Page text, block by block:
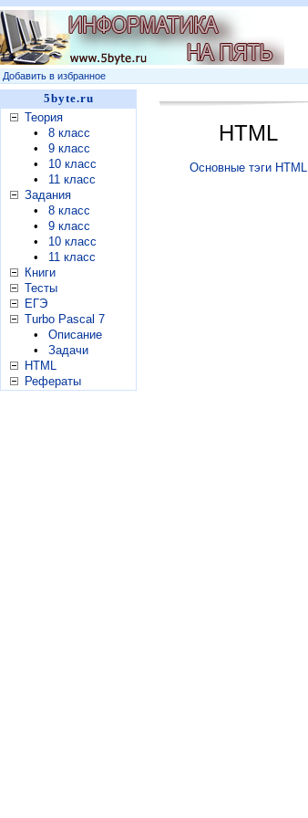
Добавить в избранное
5byte.ru
Теория
•
8 класс
•
9 класс
•
10 класс
•
11 класс
Задания
•
8 класс
•
9 класс
•
10 класс
•
11 класс
Книги
Тесты
ЕГЭ
Turbo Pascal 7
•
Описание
•
Задачи
HTML
Рефераты
HTML
Основные тэги HTML